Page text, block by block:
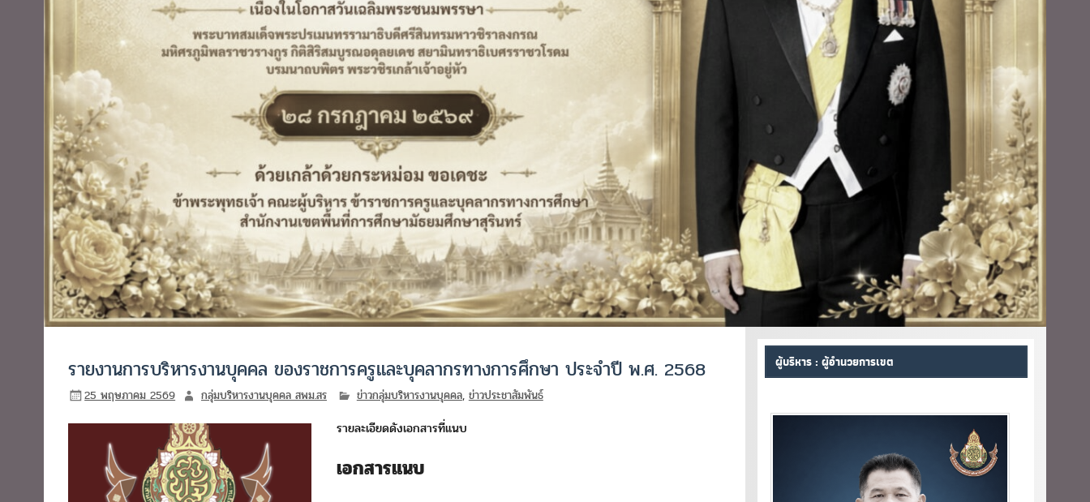
รายงานการบริหารงานบุคคล ของราชการครูและบุคลากรทางการศึกษา ประจำปี พ.ศ. 2568
25 พฤษภาคม 2569 กลุ่มบริหารงานบุคคล สพม.สร ข่าวกลุ่มบริหารงานบุคคล, ข่าวประชาสัมพันธ์
รายละเอียดดังเอกสารที่แนบ
เอกสารแนบ
ผู้บริหาร : ผู้อำนวยการเขต